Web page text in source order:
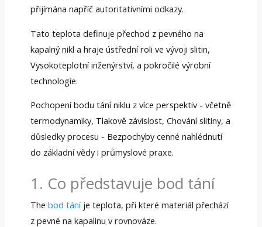
přijímána napříč autoritativními odkazy.
Tato teplota definuje přechod z pevného na
kapalný nikl a hraje ústřední roli ve vývoji slitin,
Vysokoteplotní inženýrství, a pokročilé výrobní
technologie.
Pochopení bodu tání niklu z více perspektiv - včetně
termodynamiky, Tlakově závislost, Chování slitiny, a
důsledky procesu - Bezpochyby cenné nahlédnutí
do základní vědy i průmyslové praxe.
1. Co představuje bod tání
The bod táníje teplota, při které materiál přechází
z pevné na kapalinu v rovnováze.